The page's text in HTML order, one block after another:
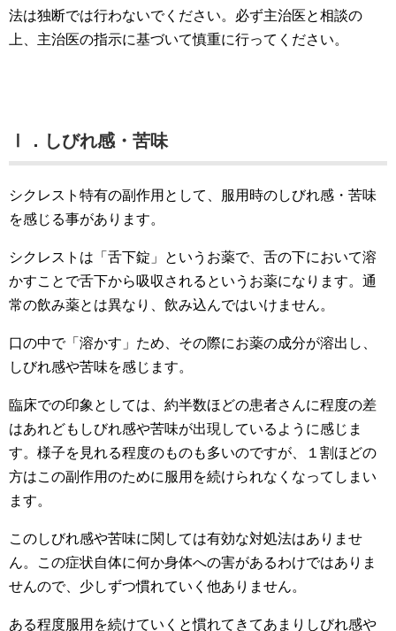
法は独断では行わないでください。必ず主治医と相談の
上、主治医の指示に基づいて慎重に行ってください。
Ⅰ．しびれ感・苦味
シクレスト特有の副作用として、服用時のしびれ感・苦味
を感じる事があります。
シクレストは「舌下錠」というお薬で、舌の下において溶
かすことで舌下から吸収されるというお薬になります。通
常の飲み薬とは異なり、飲み込んではいけません。
口の中で「溶かす」ため、その際にお薬の成分が溶出し、
しびれ感や苦味を感じます。
臨床での印象としては、約半数ほどの患者さんに程度の差
はあれどもしびれ感や苦味が出現しているように感じま
す。様子を見れる程度のものも多いのですが、１割ほどの
方はこの副作用のために服用を続けられなくなってしまい
ます。
このしびれ感や苦味に関しては有効な対処法はありませ
ん。この症状自体に何か身体への害があるわけではありま
せんので、少しずつ慣れていく他ありません。
ある程度服用を続けていくと慣れてきてあまりしびれ感や